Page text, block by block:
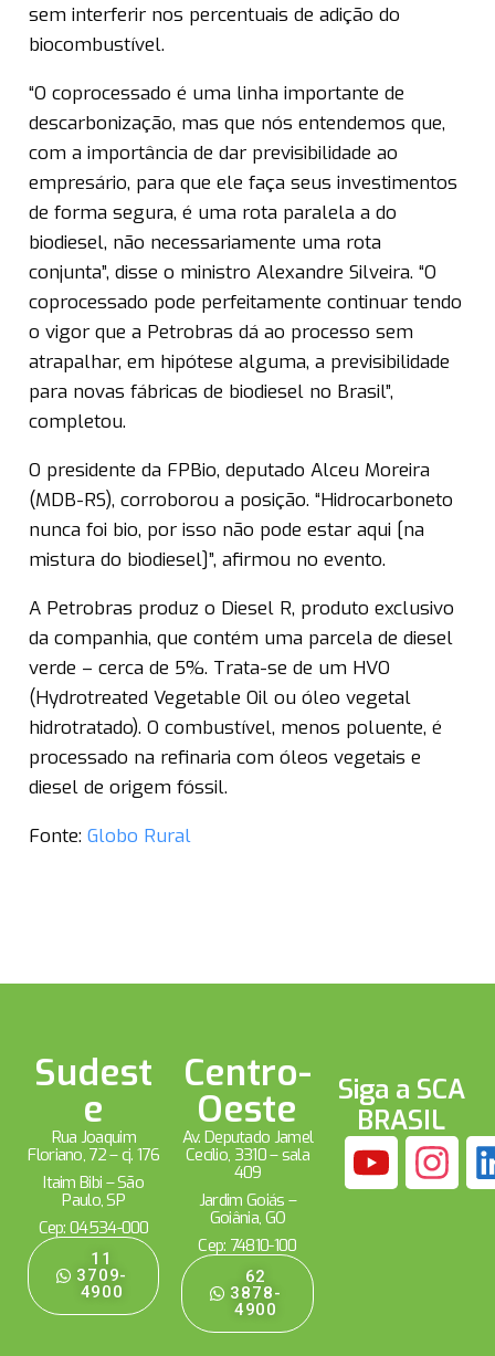
sem interferir nos percentuais de adição do
biocombustível.
“O coprocessado é uma linha importante de
descarbonização, mas que nós entendemos que,
com a importância de dar previsibilidade ao
empresário, para que ele faça seus investimentos
de forma segura, é uma rota paralela a do
biodiesel, não necessariamente uma rota
conjunta”, disse o ministro Alexandre Silveira. “O
coprocessado pode perfeitamente continuar tendo
o vigor que a Petrobras dá ao processo sem
atrapalhar, em hipótese alguma, a previsibilidade
para novas fábricas de biodiesel no Brasil”,
completou.
O presidente da FPBio, deputado Alceu Moreira
(MDB-RS), corroborou a posição. “Hidrocarboneto
nunca foi bio, por isso não pode estar aqui [na
mistura do biodiesel]”, afirmou no evento.
A Petrobras produz o Diesel R, produto exclusivo
da companhia, que contém uma parcela de diesel
verde – cerca de 5%. Trata-se de um HVO
(Hydrotreated Vegetable Oil ou óleo vegetal
hidrotratado). O combustível, menos poluente, é
processado na refinaria com óleos vegetais e
diesel de origem fóssil.
Fonte: Globo Rural
Sudest
e
Rua Joaquim
Floriano, 72 – cj. 176
Itaim Bibi – São
Paulo, SP
Cep: 04534-000
11
3709-
4900
Centro-
Oeste
Av. Deputado Jamel
Cecílio, 3310 – sala
409
Jardim Goiás –
Goiânia, GO
Cep: 74810-100
62
3878-
4900
Siga a SCA
BRASIL